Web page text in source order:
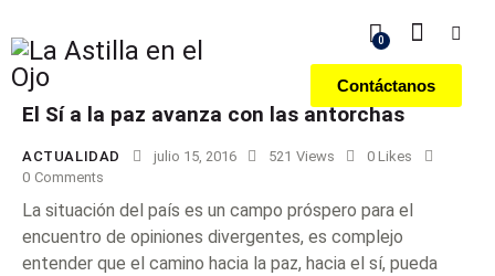
0
Contáctanos
El Sí a la paz avanza con las antorchas
ACTUALIDAD julio 15, 2016 521 Views 0 Likes
0 Comments
La situación del país es un campo próspero para el
encuentro de opiniones divergentes, es complejo
entender que el camino hacia la paz, hacia el sí, pueda